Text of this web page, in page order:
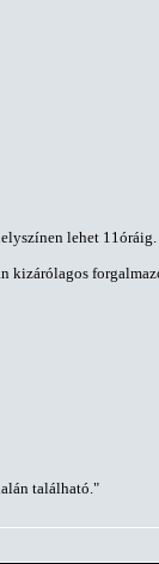
lehet 11óráig.
kizárólagos
található."